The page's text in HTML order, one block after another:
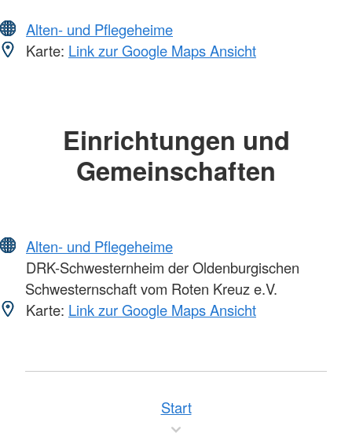
Alten- und Pflegeheime
Karte: Link zur Google Maps Ansicht
Einrichtungen und
Gemeinschaften
Alten- und Pflegeheime
DRK-Schwesternheim der Oldenburgischen
Schwesternschaft vom Roten Kreuz e.V.
Karte: Link zur Google Maps Ansicht
Start